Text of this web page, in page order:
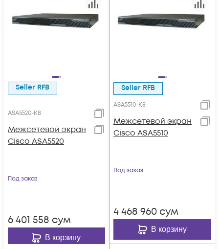
Seller RFB
ASA5520-K8
Межсетевой экран
Cisco ASA5520
Под заказ
6 401 558 сум
В корзину
Seller RFB
ASA5510-K8
Межсетевой экран
Cisco ASA5510
Под заказ
4 468 960 сум
В корзину